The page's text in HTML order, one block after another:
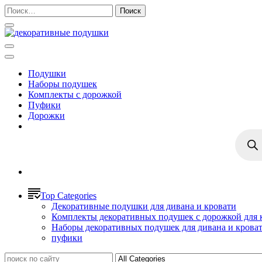
Найти:
Подушки
Наборы подушек
Комплекты с дорожкой
Пуфики
Дорожки
Top Categories
Декоративные подушки для дивана и кровати
Комплекты декоративных подушек с дорожкой для
Наборы декоративных подушек для дивана и
пуфики